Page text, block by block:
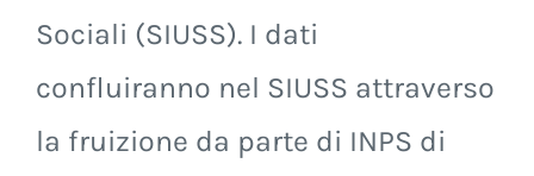
Sociali (SIUSS). I dati
confluiranno nel SIUSS attraverso
la fruizione da parte di INPS di